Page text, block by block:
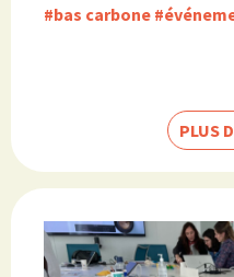
#bas carbone
PLUS